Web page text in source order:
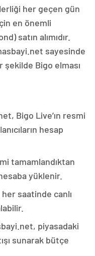
her geçen gün
en önemli
satın alımıdır.
sayesinde
şekilde Bigo elması
Bigo Live’ın resmi
hesap
tamamlandıktan
yüklenir.
saatinde canlı
piyasadaki
sunarak bütçe